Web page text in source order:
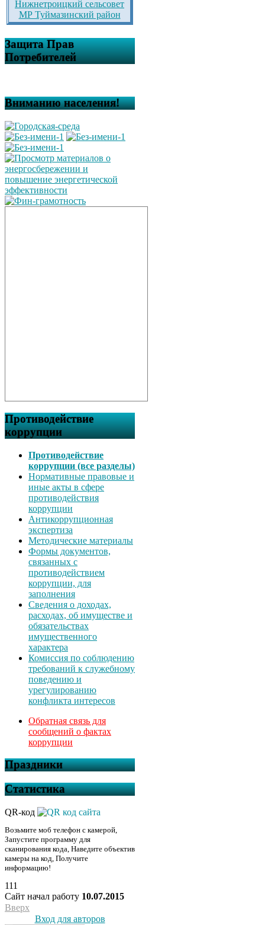
Нижнетроицкий сельсовет
МР Туймазинский район
Защита Прав
Потребителей
Вниманию населения!
Противодействие
коррупции
Противодействие
коррупции (все разделы)
Нормативные правовые и
иные акты в сфере
противодействия
коррупции
Антикоррупционная
экспертиза
Методические материалы
Формы документов,
связанных с
противодействием
коррупции, для
заполнения
Сведения о доходах,
расходах, об имуществе и
обязательствах
имущественного
характера
Комиссия по соблюдению
требований к служебному
поведению и
урегулированию
конфликта интересов
Обратная связь для
сообщений о фактах
коррупции
Праздники
Статистика
QR-код
Возьмите моб телефон с камерой,
Запустите программу для
сканирования кода, Наведите объектив
камеры на код, Получите
информацию!
111
Сайт начал работу 10.07.2015
Вверх
Вход для авторов